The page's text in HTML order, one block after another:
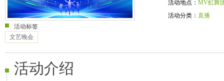
活动地点： MV虹舞
活动分类： 直播
活动标签
文艺晚会
活动介绍